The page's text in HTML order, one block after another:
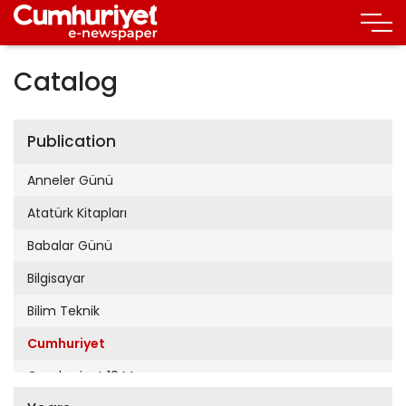
Catalog
Publication
Anneler Günü
Atatürk Kitapları
Babalar Günü
Bilgisayar
Bilim Teknik
Cumhuriyet
Cumhuriyet 19 Mayıs